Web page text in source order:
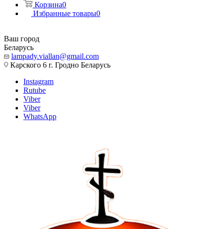
Корзина0
Избранные товары0
Ваш город
Беларусь
lampady.viallan@gmail.com
Карского 6 г. Гродно Беларусь
Instagram
Rutube
Viber
Viber
WhatsApp